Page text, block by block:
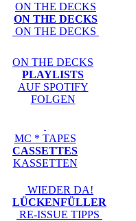
ON THE DECKS
ON THE DECKS
ON THE DECKS
ON THE DECKS
PLAYLISTS
AUF SPOTIFY
FOLGEN
MC * TAPES
CASSETTES
KASSETTEN
WIEDER DA!
LÜCKENFÜLLER
RE-ISSUE TIPPS